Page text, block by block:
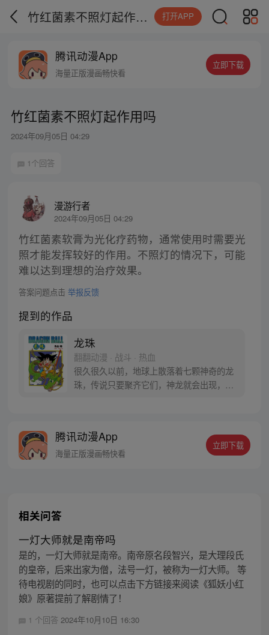
竹红菌素不照灯起作用吗 打开APP
腾讯动漫App
海量正版漫画畅快看
立即下载
竹红菌素不照灯起作用吗
2024年09月05日 04:29
1个回答
漫游行者
2024年09月05日 04:29
竹红菌素软膏为光化疗药物，通常使用时需要光
照才能发挥较好的作用。不照灯的情况下，可能
难以达到理想的治疗效果。
答案问题点击 举报反馈
提到的作品
龙珠
翻翻动漫 · 战斗 · 热血
很久很久以前，地球上散落着七颗神奇的龙
珠，传说只要聚齐它们，神龙就会出现，并
腾讯动漫App
海量正版漫画畅快看
立即下载
相关问答
一灯大师就是南帝吗
是的，一灯大师就是南帝。南帝原名段智兴，是大理段氏
的皇帝，后来出家为僧，法号一灯，被称为一灯大师。 等
待电视剧的同时，也可以点击下方链接来阅读《狐妖小红
娘》原著提前了解剧情了！
1 个回答 2024年10月10日 16:30